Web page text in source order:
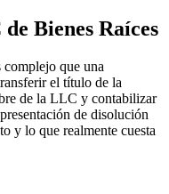
Bienes Raíces
complejo que una
el título de la
de la LLC y contabilizar
de disolución
y lo que realmente cuesta